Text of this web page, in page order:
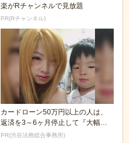
楽がRチャンネルで見放題
PR(Rチャンネル)
カードローン50万円以上の人は、
返済を3～6ヶ月停止して『大幅に
減額してから返済...
PR(渋谷法務総合事務所)